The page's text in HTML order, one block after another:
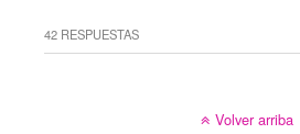
42 RESPUESTAS
Volver arriba